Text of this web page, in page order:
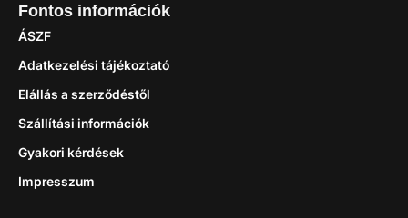
Fontos információk
ÁSZF
Adatkezelési tájékoztató
Elállás a szerződéstől
Szállítási információk
Gyakori kérdések
Impresszum